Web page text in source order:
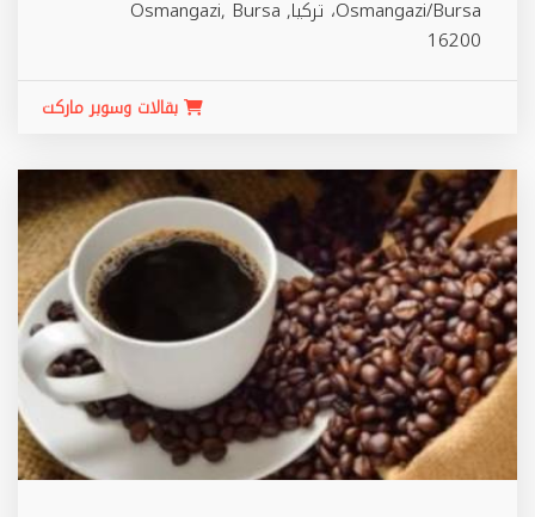
Osmangazi/Bursa، تركيا, Osmangazi, Bursa
16200
بقالات وسوبر ماركت